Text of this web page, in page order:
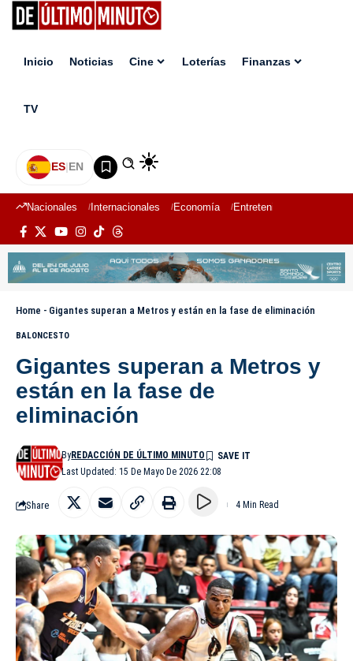
Inicio Noticias Cine Loterías Finanzas
TV
ES|EN
Nacionales Internacionales Economía Entretenimiento
Home - Gigantes superan a Metros y están en la fase de eliminación
BALONCESTO
Gigantes superan a Metros y
están en la fase de
eliminación
Last Updated: 15 De Mayo De 2026 22:08
ByREDACCIÓN DE ÚLTIMO MINUTO
Share 4 Min Read